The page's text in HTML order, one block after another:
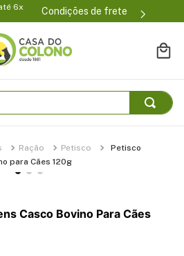
6x
Condições de frete
Ração Petisco
Petisco
para Cães 120g
Casco Bovino Para Cães